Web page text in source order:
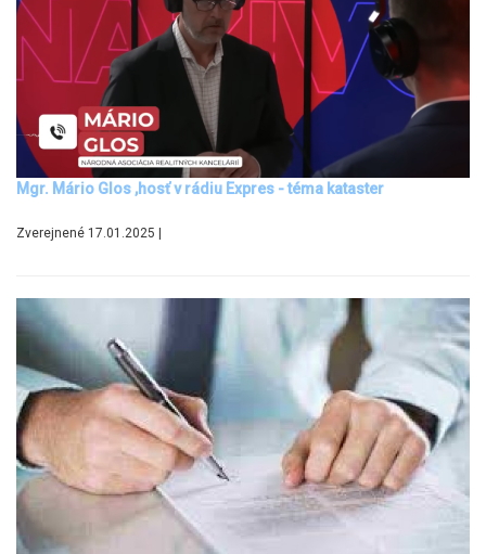
Mgr. Mário Glos ,hosť v rádiu Expres - téma kataster
Zverejnené 17.01.2025 |